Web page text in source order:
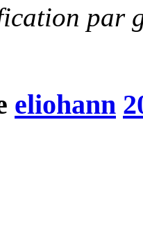
par
eliohann